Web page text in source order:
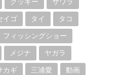
イゴ タイ タコ
フィッシングショー
メジナ ヤガラ
カギ 三浦愛 動画